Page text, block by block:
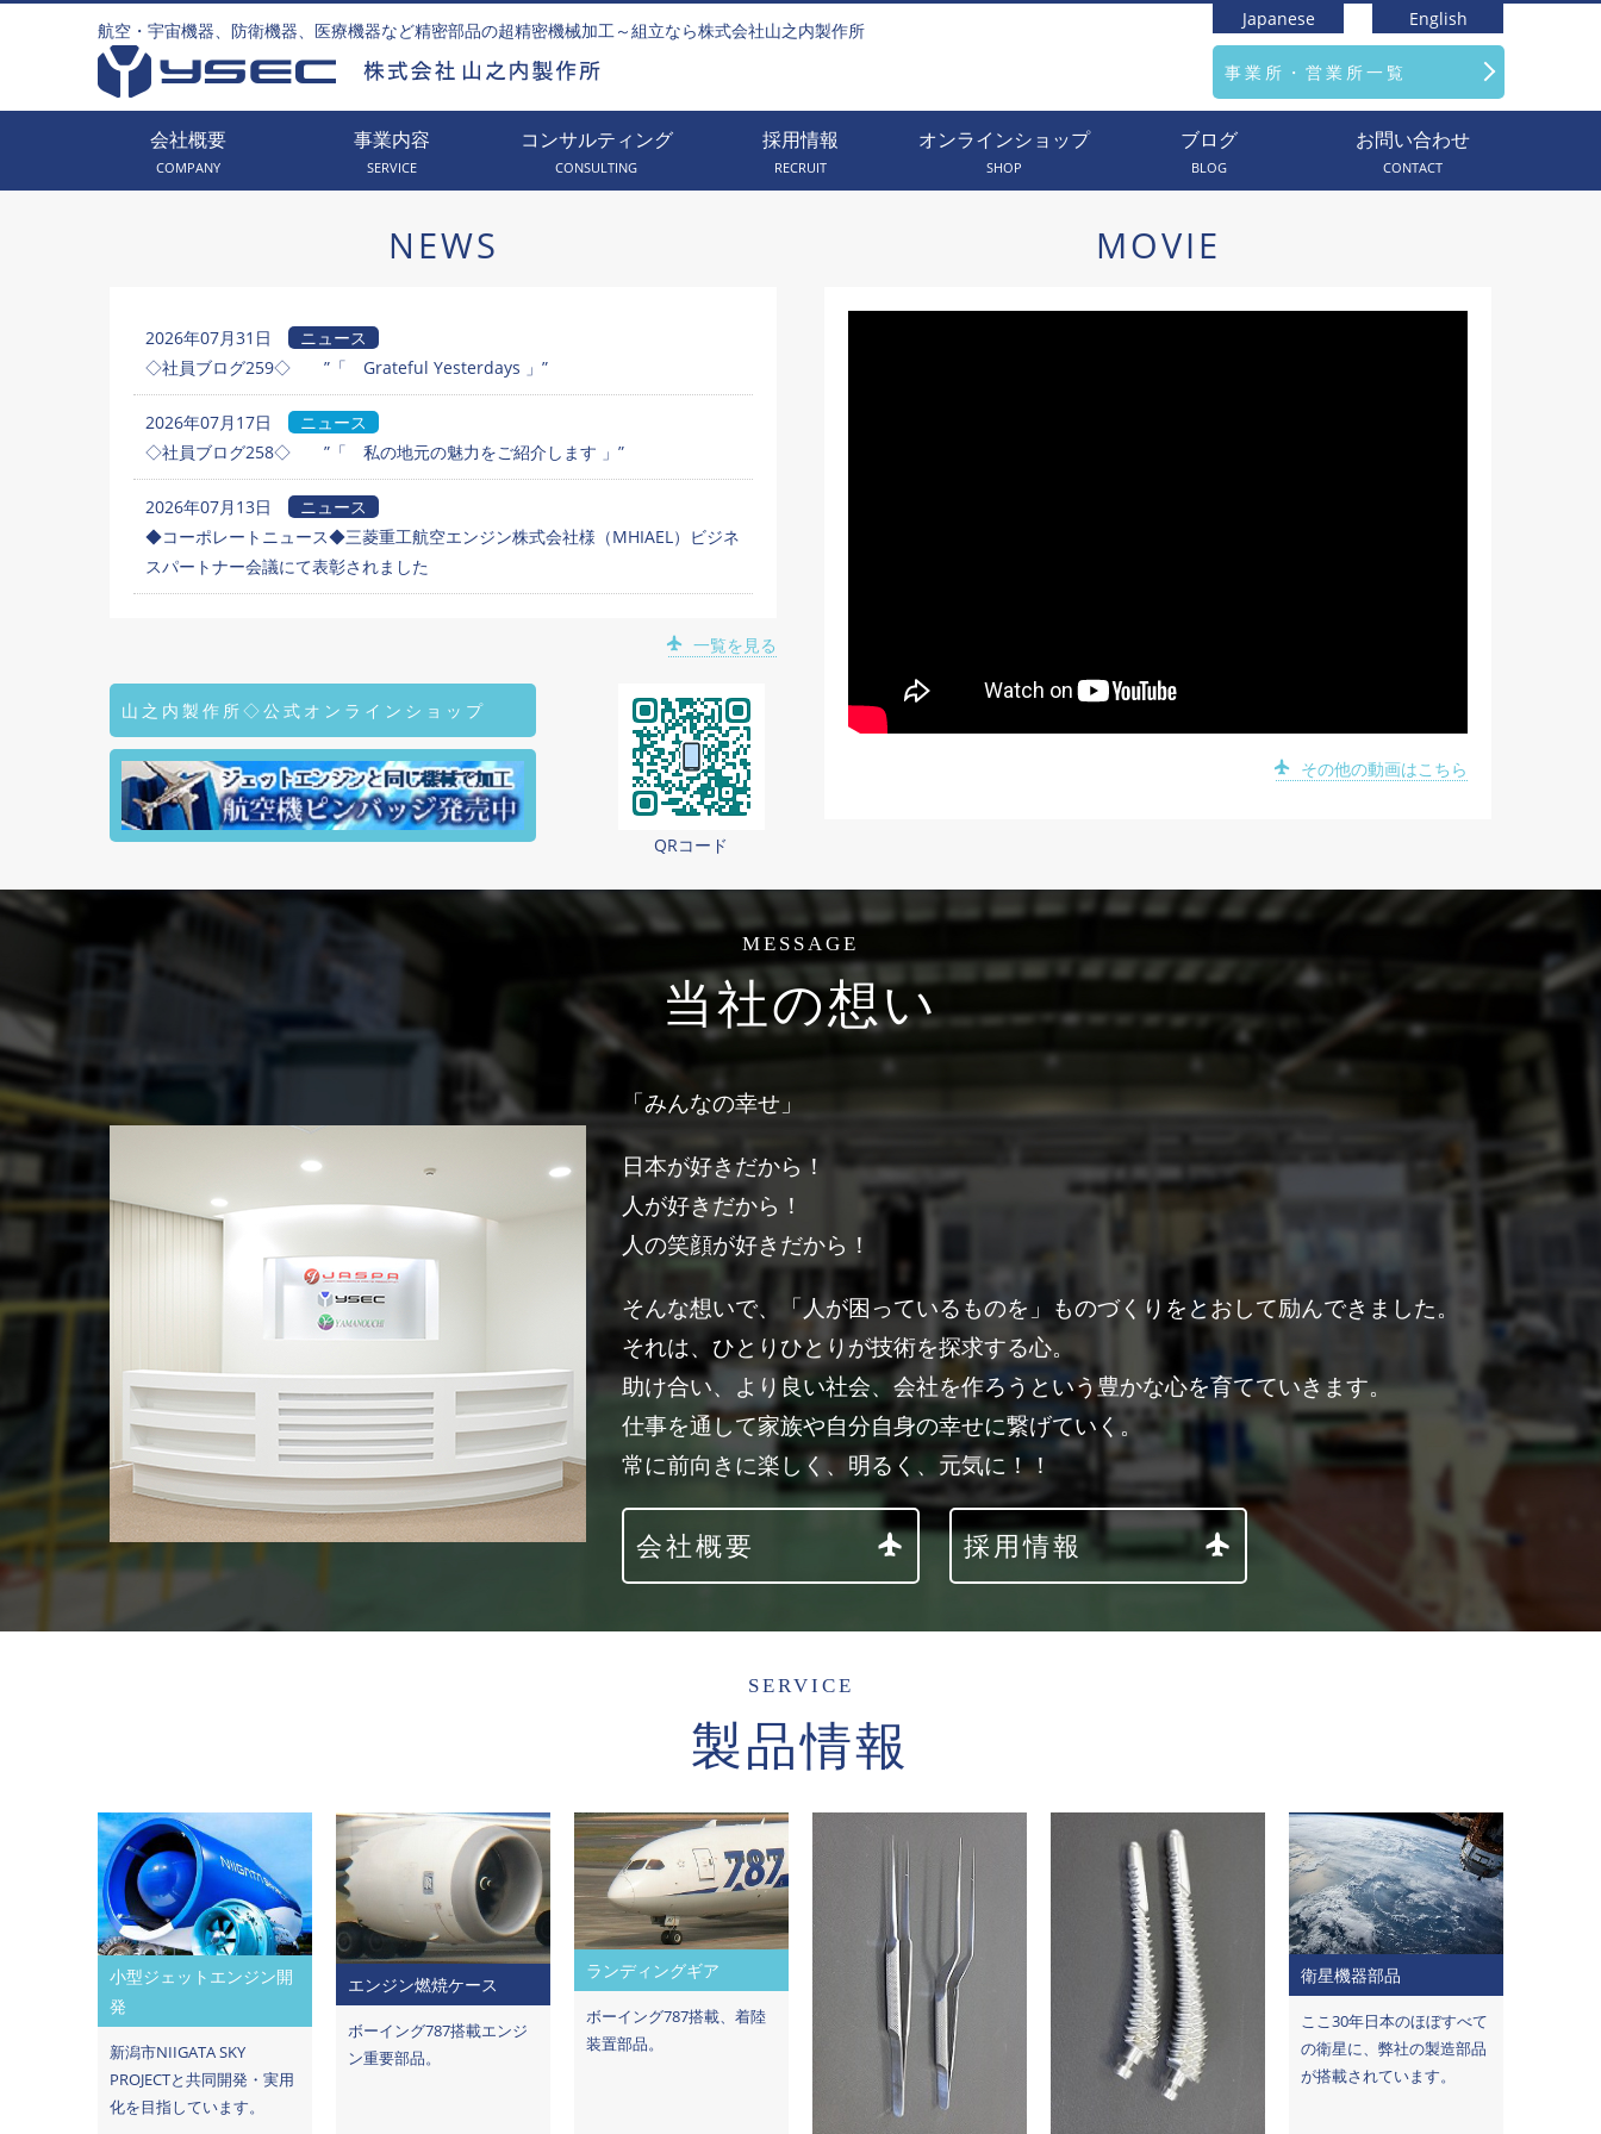
航空・宇宙機器、防衛機器、医療機器など精密部品の超精密機械加工～組立なら株式会社山之内製作所
Japanese English
事業所・営業所一覧
会社概要
COMPANY
事業内容
SERVICE
コンサルティング
CONSULTING
採用情報
RECRUIT
オンラインショップ
SHOP
ブログ
BLOG
お問い合わせ
CONTACT
NEWS
2026年07月31日
ニュース
◇社員ブログ259◇ ”「 Grateful Yesterdays 」”
2026年07月17日
ニュース
◇社員ブログ258◇ ”「 私の地元の魅力をご紹介します 」”
2026年07月13日
ニュース
◆コーポレートニュース◆三菱重工航空エンジン株式会社様（MHIAEL）ビジネ
スパートナー会議にて表彰されました
一覧を見る
山之内製作所◇公式オンラインショップ
QRコード
MOVIE
その他の動画はこちら
MESSAGE
当社の想い
「みんなの幸せ」
日本が好きだから！
人が好きだから！
人の笑顔が好きだから！
そんな想いで、「人が困っているものを」ものづくりをとおして励んできました。
それは、ひとりひとりが技術を探求する心。
助け合い、より良い社会、会社を作ろうという豊かな心を育てていきます。
仕事を通して家族や自分自身の幸せに繋げていく。
常に前向きに楽しく、明るく、元気に！！
会社概要 採用情報
SERVICE
製品情報
小型ジェットエンジン開
発
新潟市NIIGATA SKY
PROJECTと共同開発・実用
化を目指しています。
エンジン燃焼ケース
ボーイング787搭載エンジ
ン重要部品。
ランディングギア
ボーイング787搭載、着陸
装置部品。
衛星機器部品
ここ30年日本のほぼすべて
の衛星に、弊社の製造部品
が搭載されています。